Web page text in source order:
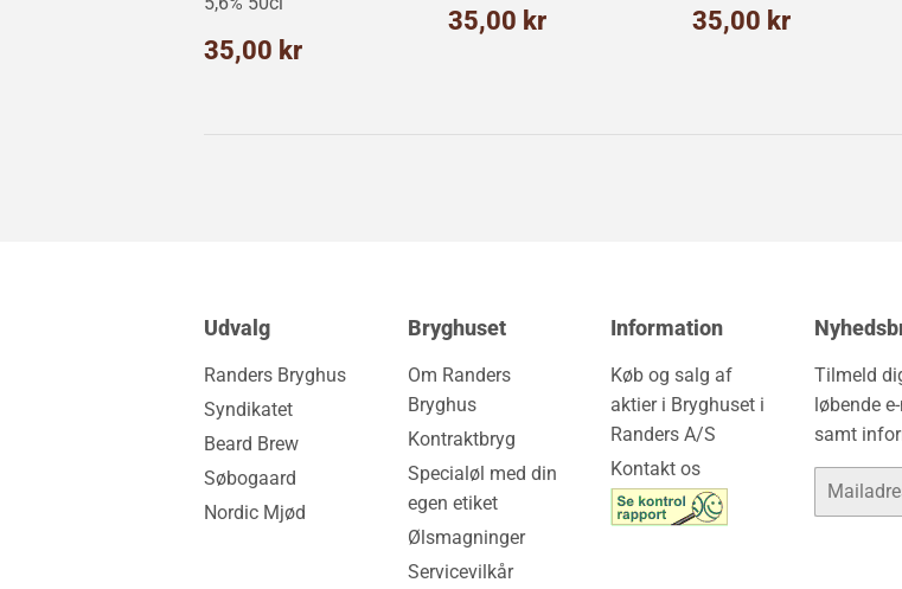
Normalpris
35,00 kr
Normalpris
35,00 kr Normalpris
35,00 kr
Udvalg
Randers Bryghus
Syndikatet
Beard Brew
Søbogaard
Nordic Mjød
Bryghuset
Om Randers
Bryghus
Kontraktbryg
Specialøl med din
egen etiket
Ølsmagninger
Servicevilkår
Information
Køb og salg af
aktier i Bryghuset i
Randers A/S
Kontakt os
Tilmeld
løbende
samt